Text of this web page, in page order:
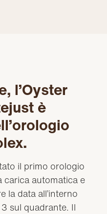
l’Oyster
è
il primo orologio
carica automatica e
la data all’interno
sul quadrante. Il